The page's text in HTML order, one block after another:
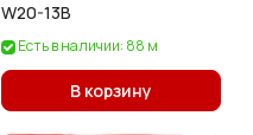
W20-13B
Есть в наличии: 88 м
В корзину